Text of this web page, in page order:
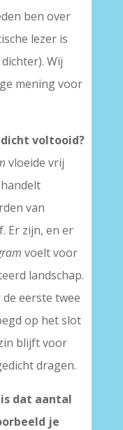
ben over
lezer is
Wij
mening voor
voltooid?
vloeide vrij
van
Er zijn, en er
voelt voor
landschap.
eerste twee
op het slot
blijft voor
dragen.
is dat aantal
je